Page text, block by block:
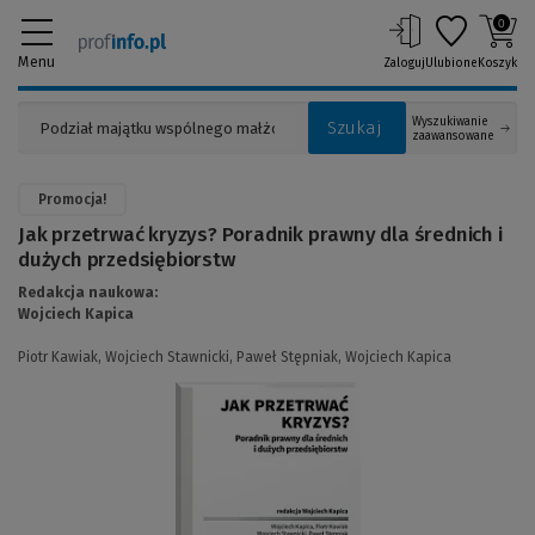
Menu
Szukaj
Wyszukiwanie
zaawansowane
ZalogujUlubione
0
Koszyk
Promocja!
Jak przetrwać kryzys? Poradnik prawny dla średnich i
dużych przedsiębiorstw
Redakcja naukowa:
Wojciech Kapica
Piotr Kawiak, Wojciech Stawnicki, Paweł Stępniak, Wojciech Kapica